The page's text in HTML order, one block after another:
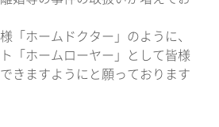
「ホームドクター」のように、
「ホームローヤー」として皆様
きますようにと願っております